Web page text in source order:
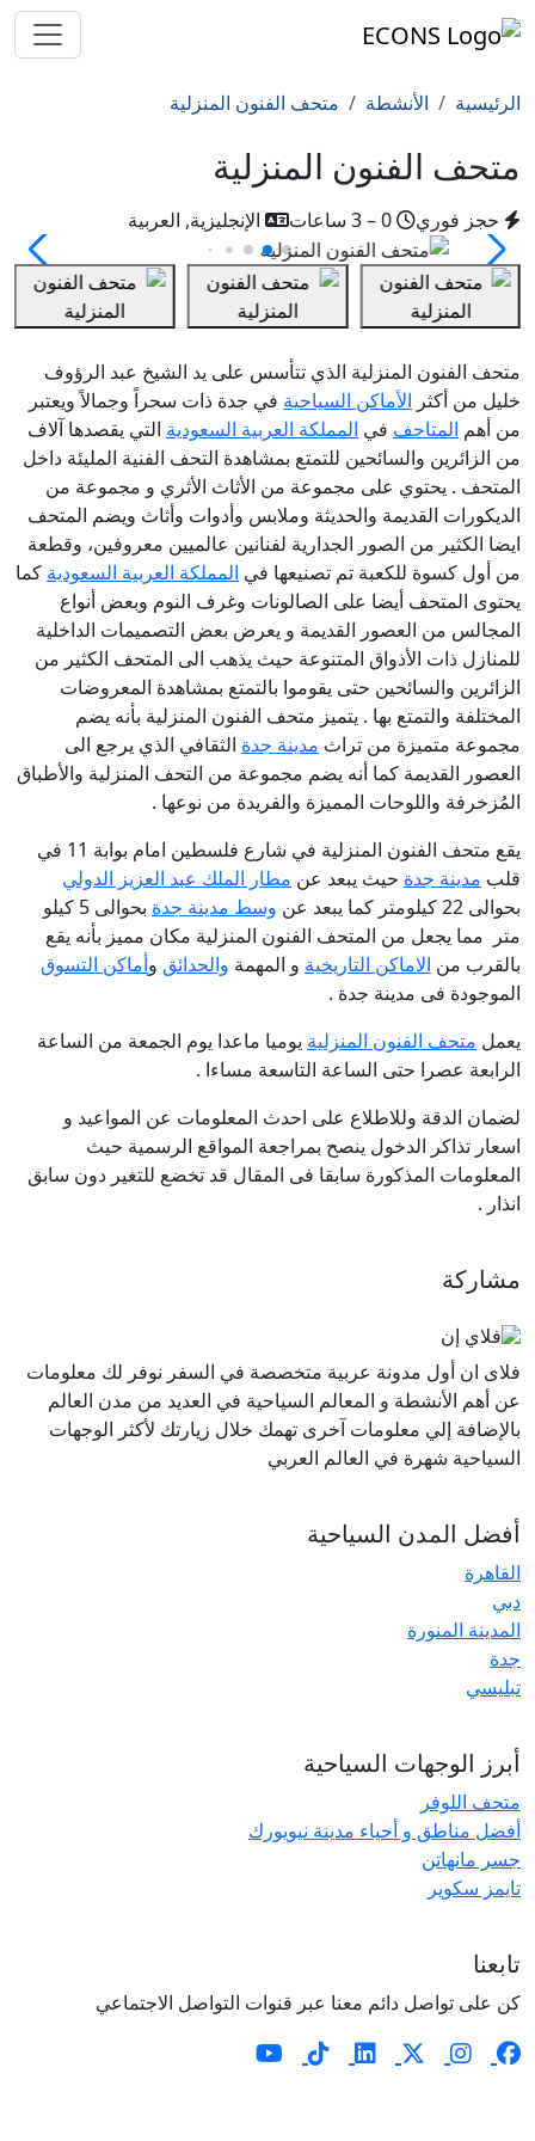
الرئيسية الأنشطة متحف الفنون المنزلية
متحف الفنون المنزلية
حجز فوري الإنجليزية, العربية
متحف الفنون المنزلية الذي تتأسس على يد الشيخ عبد الرؤوف
خليل من أكثر الأماكن السياحية في جدة ذات سحراً وجمالاً ويعتبر
من أهم المتاحف في المملكة العربية السعودية التي يقصدها آلاف
من الزائرين والسائحين للتمتع بمشاهدة التحف الفنية المليئة داخل
المتحف . يحتوي على مجموعة من الأثاث الأثري و مجموعة من
الديكورات القديمة والحديثة وملابس وأدوات وأثاث ويضم المتحف
ايضا الكثير من الصور الجدارية لفنانين عالميين معروفين، وقطعة
من أول كسوة للكعبة تم تصنيعها في المملكة العربية السعودية كما
يحتوى المتحف أيضا على الصالونات وغرف النوم وبعض أنواع
المجالس من العصور القديمة و يعرض بعض التصميمات الداخلية
للمنازل ذات الأذواق المتنوعة حيث يذهب الى المتحف الكثير من
الزائرين والسائحين حتى يقوموا بالتمتع بمشاهدة المعروضات
المختلفة والتمتع بها . يتميز متحف الفنون المنزلية بأنه يضم
مجموعة متميزة من تراث مدينة جدة الثقافي الذي يرجع الى
العصور القديمة كما أنه يضم مجموعة من التحف المنزلية والأطباق
المُزخرفة واللوحات المميزة والفريدة من نوعها .
يقع متحف الفنون المنزلية في شارع فلسطين امام بوابة 11 في
قلب مدينة جدة حيث يبعد عن مطار الملك عبد العزيز الدولي
بحوالى 22 كيلومتر كما يبعد عن
وسط مدينة جدة
بحوالى 5 كيلو
متر مما يجعل من المتحف الفنون المنزلية مكان مميز بأنه يقع
بالقرب من الاماكن التاريخية و المهمة والحدائق وأماكن التسوق
الموجودة فى مدينة جدة .
يعمل متحف الفنون المنزلية يوميا ماعدا يوم الجمعة من الساعة
الرابعة عصرا حتى الساعة التاسعة مساءا .
لضمان الدقة وللاطلاع على احدث المعلومات عن المواعيد و
اسعار تذاكر الدخول ينصح بمراجعة المواقع الرسمية حيث
المعلومات المذكورة سابقا فى المقال قد تخضع للتغير دون سابق
انذار .
مشاركة
فلاى ان أول مدونة عربية متخصصة في السفر نوفر لك معلومات
عن أهم الأنشطة و المعالم السياحية في العديد من مدن العالم
بالإضافة إلي معلومات آخرى تهمك خلال زيارتك لأكثر الوجهات
السياحية شهرة في العالم العربي
أفضل المدن السياحية
القاهرة
دبي
المدينة المنورة
جدة
تبليسي
أبرز الوجهات السياحية
متحف اللوفر
أفضل مناطق و أحياء مدينة نيويورك
جسر مانهاتن
تايمز سكوير
تابعنا
كن على تواصل دائم معنا عبر قنوات التواصل الاجتماعي